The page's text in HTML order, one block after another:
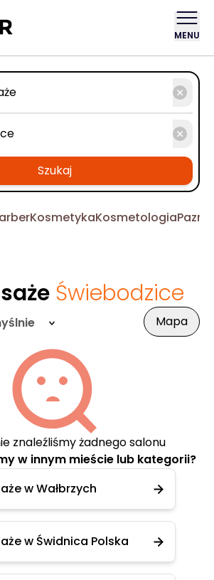
MENU
Szukaj
KosmetykaKosmetologia
Świebodzice
Mapa
znaleźliśmy żadnego salonu
w innym mieście lub kategorii?
w Wałbrzych
w Świdnica Polska